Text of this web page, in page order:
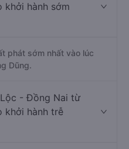
khởi hành sớm
phát sớm nhất vào lúc
Dũng.
- Đồng Nai từ
khởi hành trễ